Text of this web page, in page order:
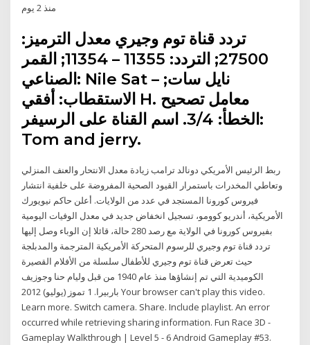
منذ 2 يوم
تردد قناة توم وجيري معدل الترميز:
27500; التردد: 11355 – 11354; القمر
الصناعي: Nile Sat – نايل سات;
الاستقطاب: أفقي H. معامل تصحيح
الخطأ: 3/4. اسم القناة على الرسيفر:
Tom and jerry.
ربط الرئيس الأمريكي دونالد ترامب زيادة معدل الانتحار والعنف المنزلي
وتعاطي المخدرات باستمرار القيود الصحية المفروضة على خلفية انتشار
فيروس كورونا المستجد في عدد من الولايات. أعلن حاكم نيويورك
الأمريكية، أندريو كوومو، تسجيل انخفاض جديد في معدل الوفيات اليومية
بفيروس كورونا في الولاية مع رصد 280 حالة، قائلا إن الوباء وصل إليها
تردد قناة توم وجيري للرسوم المتحركة الأمريكية المترجمة والمدبلجة
حيث تعرض قناة توم وجيري للأطفال سلسلة من الأفلام القصيرة
الكوميدية التي تم إنشاؤها منذ عام 1940 من قبل وليام حنا وجوزيف
باربيرا. 1 تموز (يوليو) 2012 Your browser can't play this video.
Learn more. Switch camera. Share. Include playlist. An error
occurred while retrieving sharing information. Fun Race 3D -
Gameplay Walkthrough | Level 5 - 6 Android Gameplay #53.